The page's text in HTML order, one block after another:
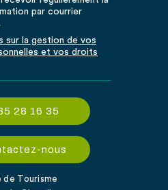
par courrier
sur la gestion de vos
et vos droits
28 16 35
nous
Tourisme